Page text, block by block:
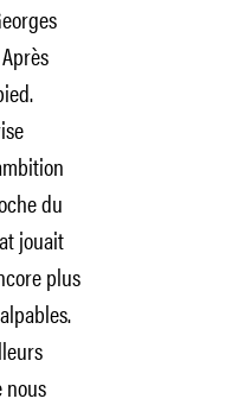
du
jouait
plus
nous